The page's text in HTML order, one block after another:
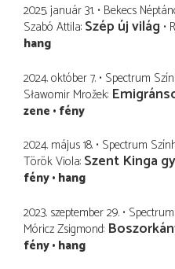
2025. január 31. Bekecs
Szabó Attila Szép új világ
hang
2024. október 7. Spectrum
Sławomir Mrožek
zene fény
2024. május 18. Spectrum
Török Viola Szent Kinga
fény hang
2023. szeptember 29.
Móricz Zsigmond
fény hang